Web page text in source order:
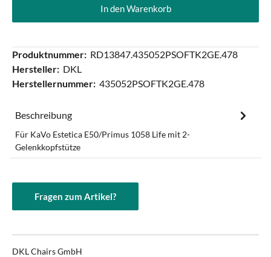
In den Warenkorb
Produktnummer: RD13847.435052PSOFTK2GE.478
Hersteller: DKL
Herstellernummer: 435052PSOFTK2GE.478
Beschreibung
Für KaVo Estetica E50/Primus 1058 Life mit 2-
Gelenkkopfstütze
Fragen zum Artikel?
DKL Chairs GmbH